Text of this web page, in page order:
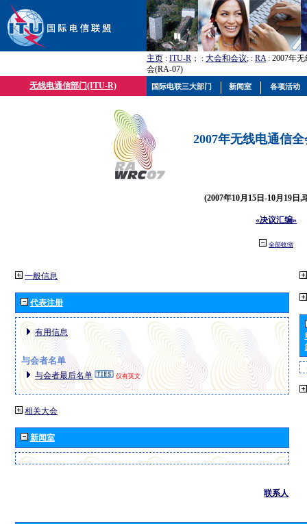
主页 : ITU-R ； : 大会和会议; : RA: 2007年
会(RA-07)
无线电通信部门(ITU-R)
2007年无线电通信
(2007年10月15日-10月19日,
«决议汇编»
全部收缩
一般信息
代表注册
有用信息
与会者名单
与会者最后名单 仅有英文
相关大会
新闻室
联系人
国际电联三大部门 新闻室 各项活动